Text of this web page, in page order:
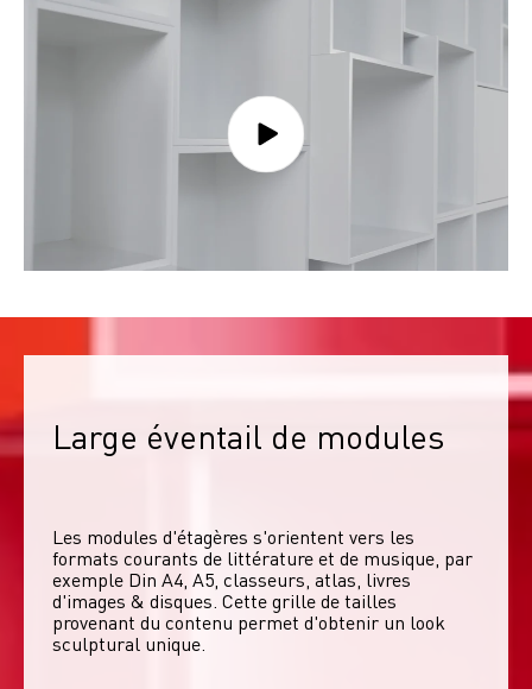
Large éventail de modules
Les modules d'étagères s'orientent vers les
formats courants de littérature et de musique, par
exemple Din A4, A5, classeurs, atlas, livres
d'images & disques. Cette grille de tailles
provenant du contenu permet d'obtenir un look
sculptural unique.